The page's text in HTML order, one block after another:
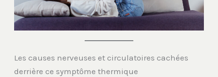
Les causes nerveuses et circulatoires cachées
derrière ce symptôme thermique